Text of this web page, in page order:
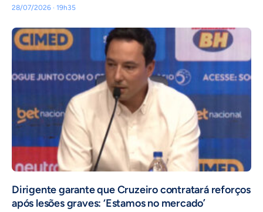
28/07/2026 · 19h35
Dirigente garante que Cruzeiro contratará reforços
após lesões graves: ‘Estamos no mercado’